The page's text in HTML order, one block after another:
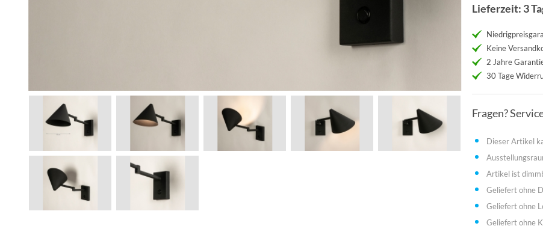
Lieferzeit: 3
Keine
2 Jahre
30 Tage
Fragen?
Dieser Artikel
Artikel ist
Geliefert ohne
Geliefert ohne
Geliefert ohne